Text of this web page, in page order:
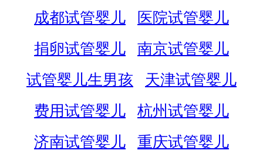
成都试管婴儿
医院试管婴儿
捐卵试管婴儿
南京试管婴儿
试管婴儿生男孩
天津试管婴儿
费用试管婴儿
杭州试管婴儿
济南试管婴儿
重庆试管婴儿